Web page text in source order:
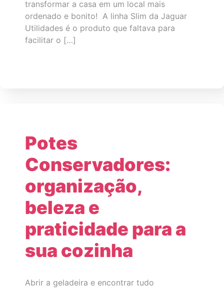
transformar a casa em um local mais
ordenado e bonito! A linha Slim da Jaguar
Utilidades é o produto que faltava para
facilitar o […]
Potes
Conservadores:
organização,
beleza e
praticidade para a
sua cozinha
Abrir a geladeira e encontrar tudo